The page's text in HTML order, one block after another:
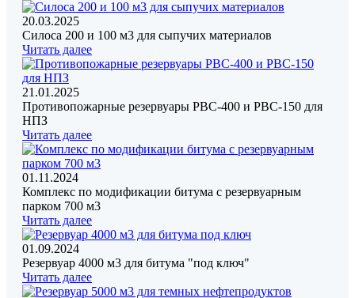
20.03.2025
Силоса 200 и 100 м3 для сыпучих материалов
Читать далее
21.01.2025
Противопожарные резервуары РВС-400 и РВС-150 для
НПЗ
Читать далее
01.11.2024
Комплекс по модификации битума с резервуарным
парком 700 м3
Читать далее
01.09.2024
Резервуар 4000 м3 для битума "под ключ"
Читать далее